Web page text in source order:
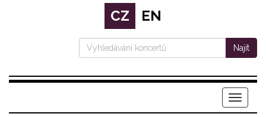
CZ EN
Najít
Menu